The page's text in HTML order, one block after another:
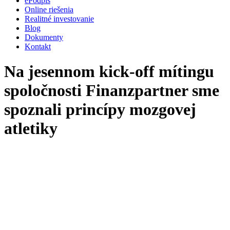
Online riešenia
Realitné investovanie
Blog
Dokumenty
Kontakt
Na jesennom kick-off mítingu
spoločnosti Finanzpartner sme
spoznali princípy mozgovej
atletiky